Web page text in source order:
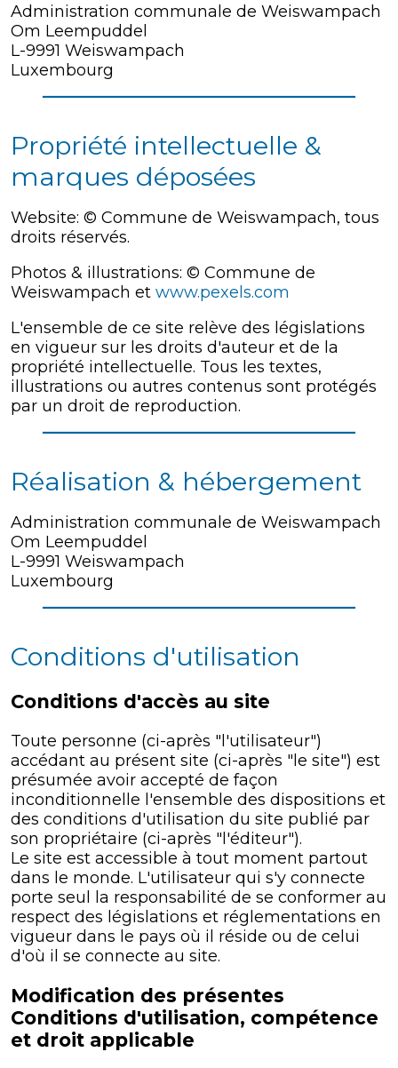
Administration communale de Weiswampach
Om Leempuddel
L-9991 Weiswampach
Luxembourg
Propriété intellectuelle &
marques déposées
Website: © Commune de Weiswampach, tous
droits réservés.
Photos & illustrations: © Commune de
Weiswampach et www.pexels.com
L'ensemble de ce site relève des législations
en vigueur sur les droits d'auteur et de la
propriété intellectuelle. Tous les textes,
illustrations ou autres contenus sont protégés
par un droit de reproduction.
Réalisation & hébergement
Administration communale de Weiswampach
Om Leempuddel
L-9991 Weiswampach
Luxembourg
Conditions d'utilisation
Conditions d'accès au site
Toute personne (ci-après "l'utilisateur")
accédant au présent site (ci-après "le site") est
présumée avoir accepté de façon
inconditionnelle l'ensemble des dispositions et
des conditions d'utilisation du site publié par
son propriétaire (ci-après "l'éditeur").
Le site est accessible à tout moment partout
dans le monde. L'utilisateur qui s'y connecte
porte seul la responsabilité de se conformer au
respect des législations et réglementations en
vigueur dans le pays où il réside ou de celui
d'où il se connecte au site.
Modification des présentes
Conditions d'utilisation, compétence
et droit applicable